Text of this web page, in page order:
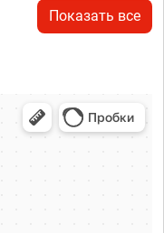
Показать все